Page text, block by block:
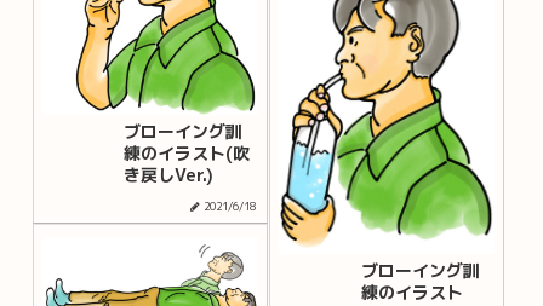
ブローイング訓
練のイラスト(吹
き戻しVer.)
2021/6/18
ブローイング訓
練のイラスト